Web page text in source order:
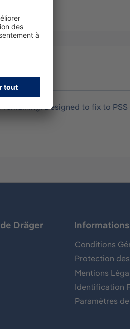
Designed to fix to
Dräger
Conditions
Protection
Mentions
Identification
Paramètres